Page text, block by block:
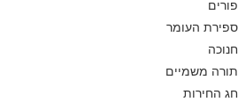
פורים
ספירת העומר
חנוכה
תורה משמיים
חג החירות